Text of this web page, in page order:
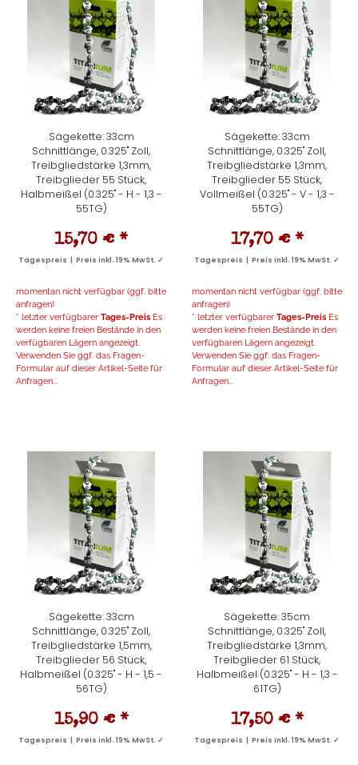
Sägekette: 33cm
Schnittlänge, 0.325" Zoll,
Treibgliedstärke 1,3mm,
Treibglieder 55 Stück,
Halbmeißel (0.325" - H - 1,3 -
55TG)
15,70 € *
Tagespreis | Preis inkl. 19% MwSt. ✓
momentan nicht verfügbar (ggf. bitte
anfragen)
* letzter verfügbarer Tages-Preis Es
werden keine freien Bestände in den
verfügbaren Lägern angezeigt.
Verwenden Sie ggf. das Fragen-
Formular auf dieser Artikel-Seite für
Anfragen...
Sägekette: 33cm
Schnittlänge, 0.325" Zoll,
Treibgliedstärke 1,3mm,
Treibglieder 55 Stück,
Vollmeißel (0.325" - V - 1,3 -
55TG)
17,70 € *
Tagespreis | Preis inkl. 19% MwSt. ✓
momentan nicht verfügbar (ggf. bitte
anfragen)
* letzter verfügbarer Tages-Preis Es
werden keine freien Bestände in den
verfügbaren Lägern angezeigt.
Verwenden Sie ggf. das Fragen-
Formular auf dieser Artikel-Seite für
Anfragen...
Sägekette: 33cm
Schnittlänge, 0.325" Zoll,
Treibgliedstärke 1,5mm,
Treibglieder 56 Stück,
Halbmeißel (0.325" - H - 1,5 -
56TG)
15,90 € *
Tagespreis | Preis inkl. 19% MwSt. ✓
Sägekette: 35cm
Schnittlänge, 0.325" Zoll,
Treibgliedstärke 1,3mm,
Treibglieder 61 Stück,
Halbmeißel (0.325" - H - 1,3 -
61TG)
17,50 € *
Tagespreis | Preis inkl. 19% MwSt. ✓